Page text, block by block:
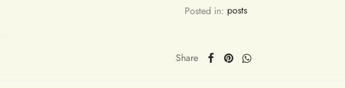
Posted in: posts
Share